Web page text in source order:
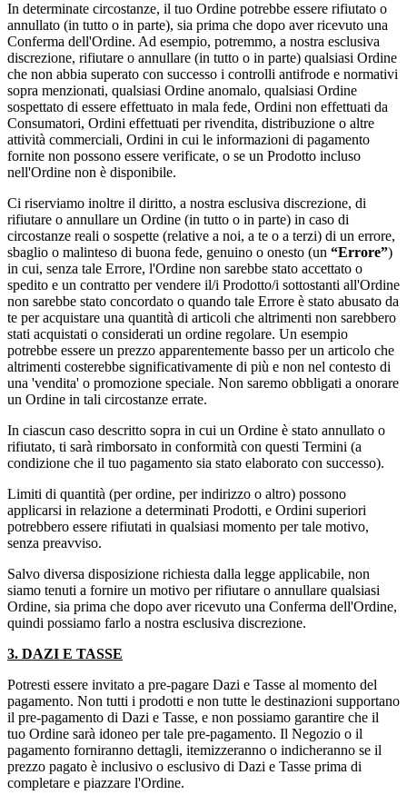
In determinate circostanze, il tuo Ordine potrebbe essere rifiutato o
annullato (in tutto o in parte), sia prima che dopo aver ricevuto una
Conferma dell'Ordine. Ad esempio, potremmo, a nostra esclusiva
discrezione, rifiutare o annullare (in tutto o in parte) qualsiasi Ordine
che non abbia superato con successo i controlli antifrode e normativi
sopra menzionati, qualsiasi Ordine anomalo, qualsiasi Ordine
sospettato di essere effettuato in mala fede, Ordini non effettuati da
Consumatori, Ordini effettuati per rivendita, distribuzione o altre
attività commerciali, Ordini in cui le informazioni di pagamento
fornite non possono essere verificate, o se un Prodotto incluso
nell'Ordine non è disponibile.
Ci riserviamo inoltre il diritto, a nostra esclusiva discrezione, di
rifiutare o annullare un Ordine (in tutto o in parte) in caso di
circostanze reali o sospette (relative a noi, a te o a terzi) di un errore,
sbaglio o malinteso di buona fede, genuino o onesto (un “Errore”)
in cui, senza tale Errore, l'Ordine non sarebbe stato accettato o
spedito e un contratto per vendere il/i Prodotto/i sottostanti all'Ordine
non sarebbe stato concordato o quando tale Errore è stato abusato da
te per acquistare una quantità di articoli che altrimenti non sarebbero
stati acquistati o considerati un ordine regolare. Un esempio
potrebbe essere un prezzo apparentemente basso per un articolo che
altrimenti costerebbe significativamente di più e non nel contesto di
una 'vendita' o promozione speciale. Non saremo obbligati a onorare
un Ordine in tali circostanze errate.
In ciascun caso descritto sopra in cui un Ordine è stato annullato o
rifiutato, ti sarà rimborsato in conformità con questi Termini (a
condizione che il tuo pagamento sia stato elaborato con successo).
Limiti di quantità (per ordine, per indirizzo o altro) possono
applicarsi in relazione a determinati Prodotti, e Ordini superiori
potrebbero essere rifiutati in qualsiasi momento per tale motivo,
senza preavviso.
Salvo diversa disposizione richiesta dalla legge applicabile, non
siamo tenuti a fornire un motivo per rifiutare o annullare qualsiasi
Ordine, sia prima che dopo aver ricevuto una Conferma dell'Ordine,
quindi possiamo farlo a nostra esclusiva discrezione.
3. DAZI E TASSE
Potresti essere invitato a pre-pagare Dazi e Tasse al momento del
pagamento. Non tutti i prodotti e non tutte le destinazioni supportano
il pre-pagamento di Dazi e Tasse, e non possiamo garantire che il
tuo Ordine sarà idoneo per tale pre-pagamento. Il Negozio o il
pagamento forniranno dettagli, itemizzeranno o indicheranno se il
prezzo pagato è inclusivo o esclusivo di Dazi e Tasse prima di
completare e piazzare l'Ordine.